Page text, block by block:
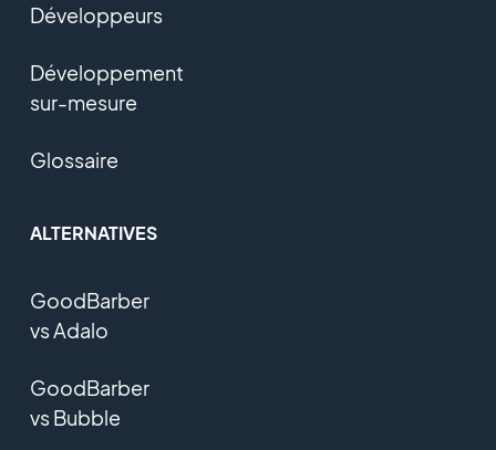
Développeurs
Développement
sur-mesure
Glossaire
ALTERNATIVES
GoodBarber
vs Adalo
GoodBarber
vs Bubble